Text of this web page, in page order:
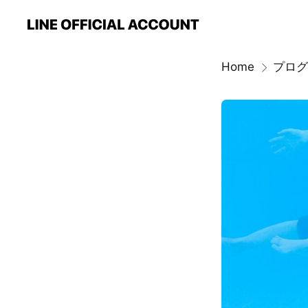
Home プロ